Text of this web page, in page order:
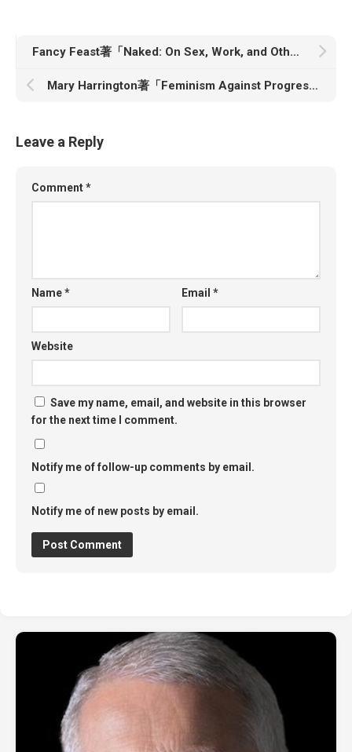
Fancy Feast著「Naked: On Sex, Work, and Other Burlesques」
Mary Harrington著「Feminism Against Progress」
Leave a Reply
Comment*
Name* Email*
Website
Save my name, email, and website in this browser
for the next time I comment.
Notify me of follow-up comments by email.
Notify me of new posts by email.